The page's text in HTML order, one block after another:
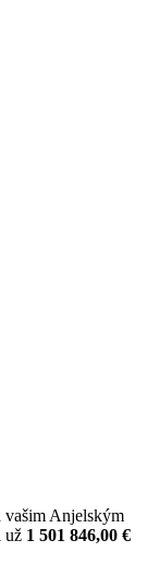
Anjelským
už 1 501 846,00 €